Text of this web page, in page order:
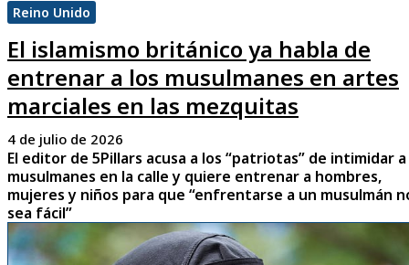
Reino Unido
El islamismo británico ya habla de
entrenar a los musulmanes en artes
marciales en las mezquitas
4 de julio de 2026
El editor de 5Pillars acusa a los “patriotas” de intimidar a
musulmanes en la calle y quiere entrenar a hombres,
mujeres y niños para que “enfrentarse a un musulmán
sea fácil”